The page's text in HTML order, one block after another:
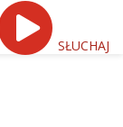
SŁUCHAJ